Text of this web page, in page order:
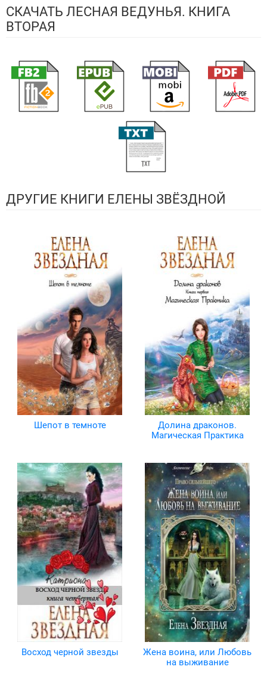
СКАЧАТЬ ЛЕСНАЯ ВЕДУНЬЯ. КНИГА
ВТОРАЯ
ДРУГИЕ КНИГИ ЕЛЕНЫ ЗВЁЗДНОЙ
Шепот в темноте
Долина драконов.
Магическая Практика
Восход черной звезды
Жена воина, или Любовь
на выживание